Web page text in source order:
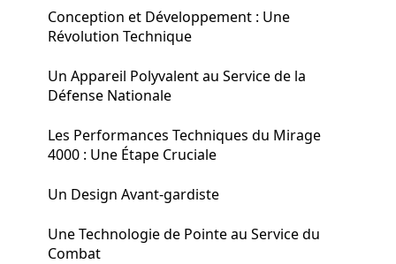
Conception et Développement : Une
Révolution Technique
Un Appareil Polyvalent au Service de la
Défense Nationale
Les Performances Techniques du Mirage
4000 : Une Étape Cruciale
Un Design Avant-gardiste
Une Technologie de Pointe au Service du
Combat